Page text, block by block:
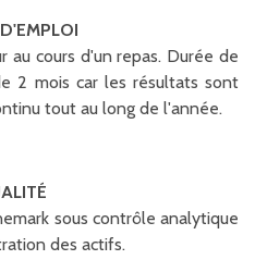
au cours d'un repas. Durée de
2 mois car les résultats sont
tout au long de l'année.
sous contrôle analytique
des actifs.